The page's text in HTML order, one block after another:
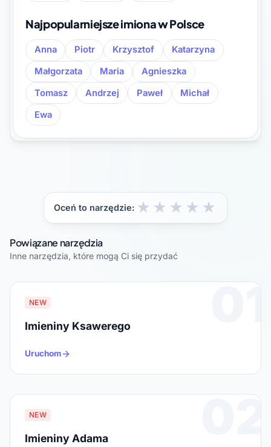
Najpopularniejsze imiona w Polsce
Anna Piotr Krzysztof
Katarzyna
Małgorzata
Maria
Agnieszka
Tomasz
Andrzej Paweł
Michał
Ewa
Oceń to narzędzie: ★
★
★
★
★
Powiązane narzędzia
Inne narzędzia, które mogą Ci się przydać
01
NEW
Imieniny Ksawerego
Uruchom
02
NEW
Imieniny Adama